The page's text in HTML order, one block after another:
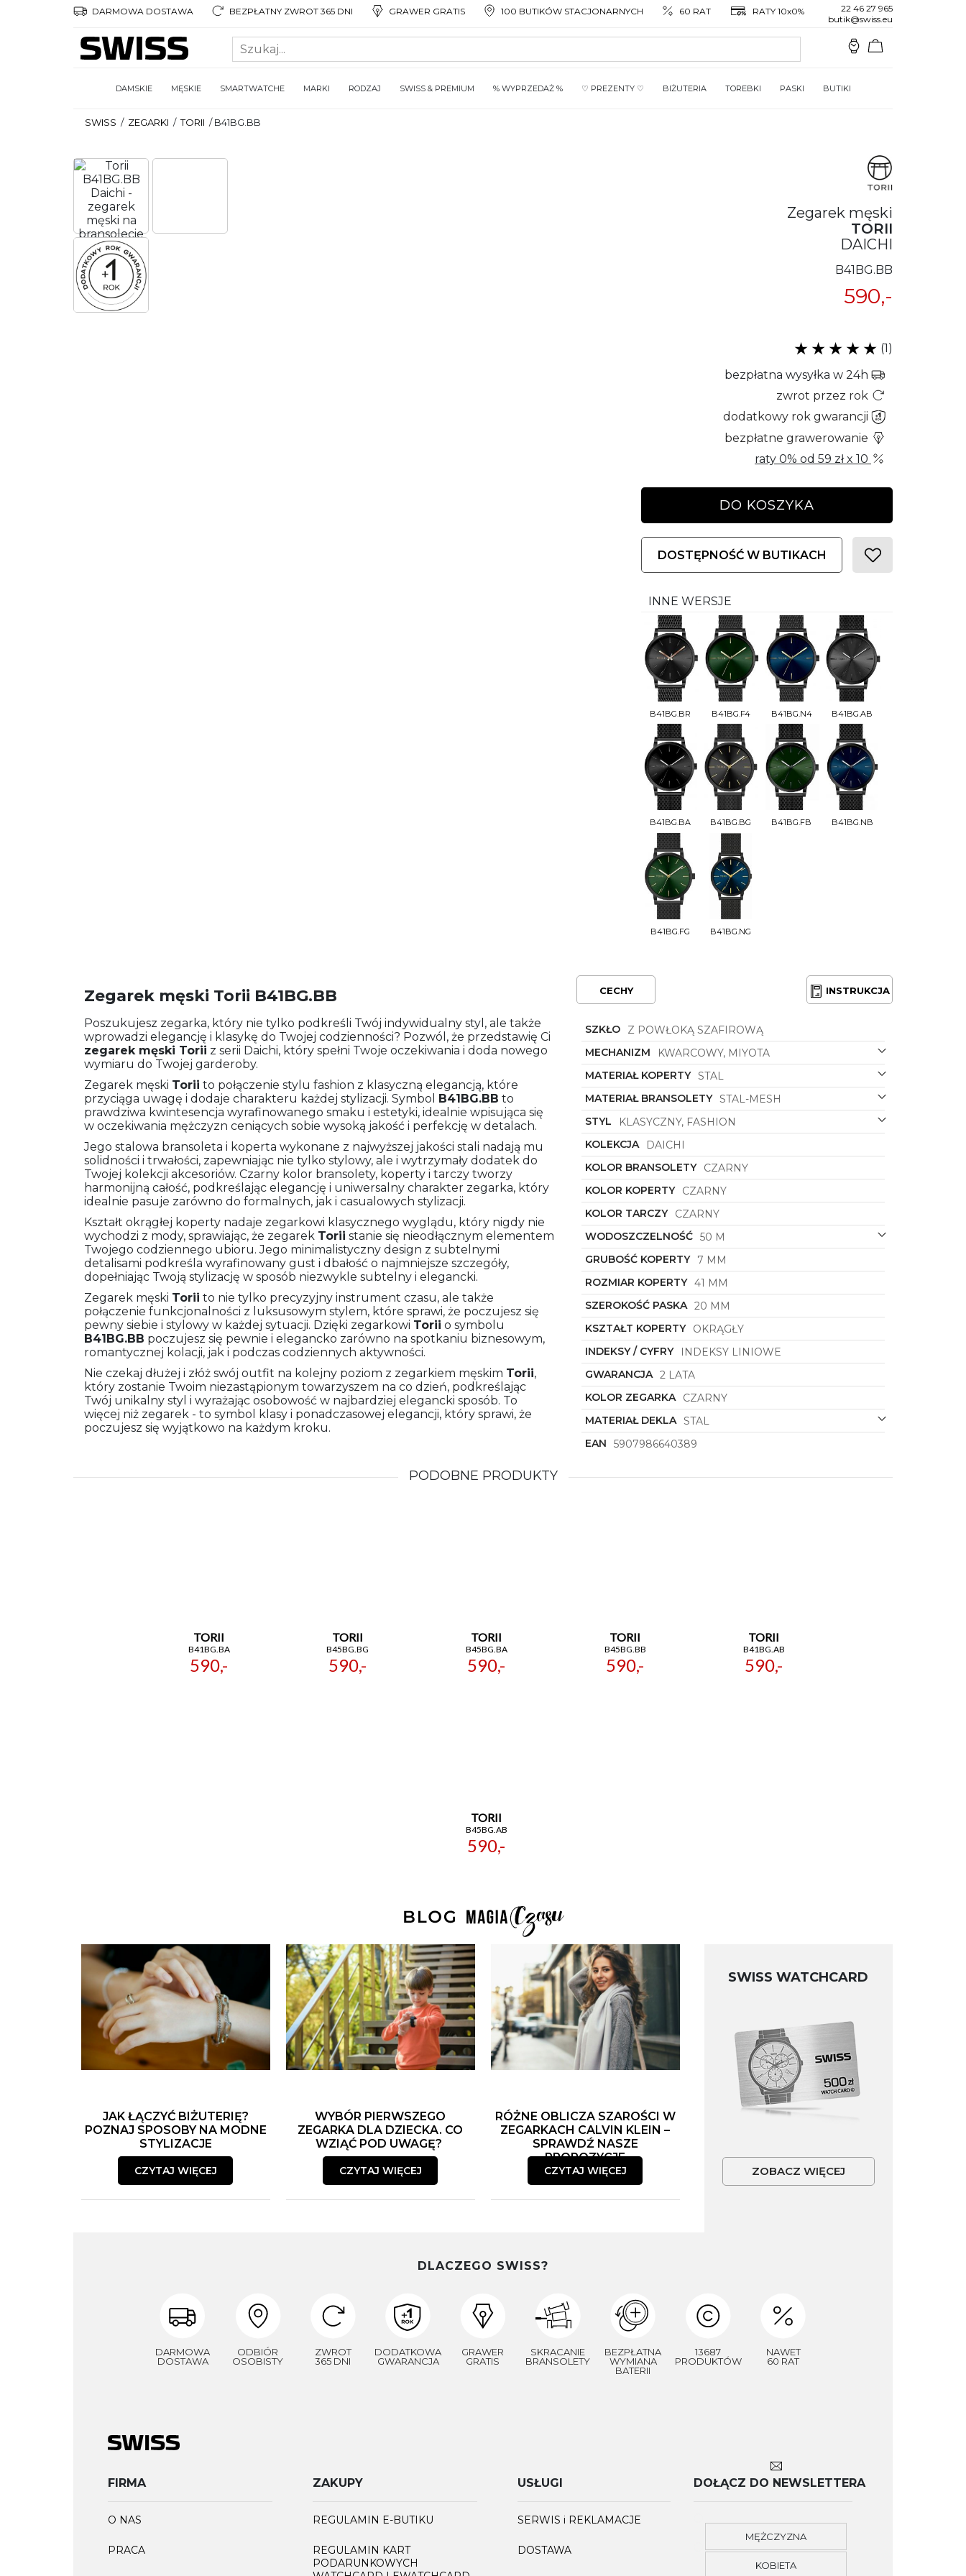
DARMOWA DOSTAWA BEZPŁATNY ZWROT 365 DNI GRAWER GRATIS 100 BUTIKÓW STACJONARNYCH 60 RAT RATY 10x0%
22 46 27 965
butik@swiss.eu
DAMSKIE MĘSKIE SMARTWATCHE MARKI RODZAJ SWISS & PREMIUM % WYPRZEDAŻ % ♡ PREZENTY ♡ BIŻUTERIA TOREBKI PASKI BUTIKI
SWISS / ZEGARKI / TORII /B41BG.BB
Zegarek męski
TORII
DAICHI
B41BG.BB
590,-
(1)
bezpłatna wysyłka w 24h
zwrot przez rok
dodatkowy rok gwarancji
bezpłatne grawerowanie
raty 0% od 59 złx 10
DO KOSZYKA
DOSTĘPNOŚĆ W BUTIKACH
INNE WERSJE
B41BG.BR B41BG.F4 B41BG.N4 B41BG.AB
B41BG.BA B41BG.BG B41BG.FB B41BG.NB
B41BG.FG B41BG.NG
Zegarek męski Torii B41BG.BB
Poszukujesz zegarka, który nie tylko podkreśli Twój indywidualny styl, ale także
wprowadzi elegancję i klasykę do Twojej codzienności? Pozwól, że przedstawię Ci
zegarek męski Torii z serii Daichi, który spełni Twoje oczekiwania i doda nowego
wymiaru do Twojej garderoby.
Zegarek męski Torii to połączenie stylu fashion z klasyczną elegancją, które
przyciąga uwagę i dodaje charakteru każdej stylizacji. Symbol B41BG.BB to
prawdziwa kwintesencja wyrafinowanego smaku i estetyki, idealnie wpisująca się
w oczekiwania mężczyzn ceniących sobie wysoką jakość i perfekcję w detalach.
Jego stalowa bransoleta i koperta wykonane z najwyższej jakości stali nadają mu
solidności i trwałości, zapewniając nie tylko stylowy, ale i wytrzymały dodatek do
Twojej kolekcji akcesoriów. Czarny kolor bransolety, koperty i tarczy tworzy
harmonijną całość, podkreślając elegancję i uniwersalny charakter zegarka, który
idealnie pasuje zarówno do formalnych, jak i casualowych stylizacji.
Kształt okrągłej koperty nadaje zegarkowi klasycznego wyglądu, który nigdy nie
wychodzi z mody, sprawiając, że zegarek Torii stanie się nieodłącznym elementem
Twojego codziennego ubioru. Jego minimalistyczny design z subtelnymi
detalisami podkreśla wyrafinowany gust i dbałość o najmniejsze szczegóły,
dopełniając Twoją stylizację w sposób niezwykle subtelny i elegancki.
Zegarek męski Torii to nie tylko precyzyjny instrument czasu, ale także
połączenie funkcjonalności z luksusowym stylem, które sprawi, że poczujesz się
pewny siebie i stylowy w każdej sytuacji. Dzięki zegarkowi Torii o symbolu
B41BG.BB poczujesz się pewnie i elegancko zarówno na spotkaniu biznesowym,
romantycznej kolacji, jak i podczas codziennych aktywności.
Nie czekaj dłużej i złóż swój outfit na kolejny poziom z zegarkiem męskim Torii,
który zostanie Twoim niezastąpionym towarzyszem na co dzień, podkreślając
Twój unikalny styl i wyrażając osobowość w najbardziej elegancki sposób. To
więcej niż zegarek - to symbol klasy i ponadczasowej elegancji, który sprawi, że
poczujesz się wyjątkowo na każdym kroku.
CECHY INSTRUKCJA
SZKŁO
Z POWŁOKĄ SZAFIROWĄ
MECHANIZM
KWARCOWY, MIYOTA
MATERIAŁ KOPERTY STAL
MATERIAŁ BRANSOLETY STAL-MESH
STYL
KLASYCZNY, FASHION
KOLEKCJA
DAICHI
KOLOR BRANSOLETY
CZARNY
KOLOR KOPERTY
CZARNY
KOLOR TARCZY
CZARNY
WODOSZCZELNOŚĆ 50 M
GRUBOŚĆ KOPERTY
7 MM
ROZMIAR KOPERTY 41 MM
SZEROKOŚĆ PASKA 20 MM
KSZTAŁT KOPERTY
OKRĄGŁY
INDEKSY / CYFRY
INDEKSY LINIOWE
GWARANCJA 2 LATA
KOLOR ZEGARKA
CZARNY
MATERIAŁ DEKLA STAL
EAN
5907986640389
PODOBNE PRODUKTY
TORII
B41BG.BA
590,-
TORII
B45BG.BG
590,-
TORII
B45BG.BA
590,-
TORII
B45BG.BB
590,-
TORII
B41BG.AB
590,-
TORII
B45BG.AB
590,-
JAK ŁĄCZYĆ BIŻUTERIĘ?
POZNAJ SPOSOBY NA MODNE
STYLIZACJE
CZYTAJ WIĘCEJ
WYBÓR PIERWSZEGO
ZEGARKA DLA DZIECKA. CO
WZIĄĆ POD UWAGĘ?
CZYTAJ WIĘCEJ
RÓŻNE OBLICZA SZAROŚCI W
ZEGARKACH CALVIN KLEIN –
SPRAWDŹ NASZE
PROPOZYCJE
CZYTAJ WIĘCEJ
SWISS WATCHCARD
ZOBACZ WIĘCEJ
DLACZEGO SWISS?
DARMOWA
DOSTAWA
ODBIÓR
OSOBISTY
ZWROT
365 DNI
DODATKOWA
GWARANCJA
GRAWER
GRATIS
SKRACANIE
BRANSOLETY
BEZPŁATNA
WYMIANA
BATERII
13687
PRODUKTÓW
NAWET
60 RAT
FIRMA
O NAS
PRACA
ZAKUPY
REGULAMIN E-BUTIKU
REGULAMIN KART
PODARUNKOWYCH
USŁUGI
SERWIS i REKLAMACJE
DOSTAWA
DOŁĄCZ DO NEWSLETTERA
MĘŻCZYZNA
KOBIETA